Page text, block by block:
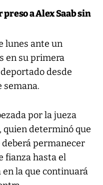
a Alex Saab sin
lunes ante un
en su primera
desde
semana.
por la jueza
quien determinó que
permanecer
fianza hasta el
la que continuará